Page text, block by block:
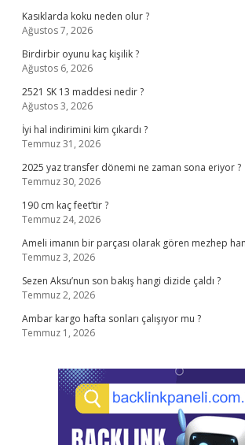
Kasıklarda koku neden olur ?
Ağustos 7, 2026
Birdirbir oyunu kaç kişilik ?
Ağustos 6, 2026
2521 SK 13 maddesi nedir ?
Ağustos 3, 2026
İyi hal indirimini kim çıkardı ?
Temmuz 31, 2026
2025 yaz transfer dönemi ne zaman sona eriyor ?
Temmuz 30, 2026
190 cm kaç feet’tir ?
Temmuz 24, 2026
Ameli imanın bir parçası olarak gören mezhep
Temmuz 3, 2026
Sezen Aksu’nun son bakış hangi dizide çaldı ?
Temmuz 2, 2026
Ambar kargo hafta sonları çalışıyor mu ?
Temmuz 1, 2026